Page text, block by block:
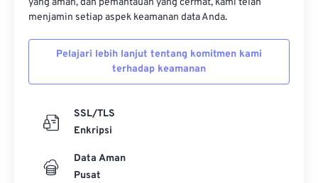
yang aman, dan pemantauan yang cermat, kami telah
menjamin setiap aspek keamanan data Anda.
Pelajari lebih lanjut tentang komitmen kami
terhadap keamanan
SSL/TLS
Enkripsi
Data Aman
Pusat